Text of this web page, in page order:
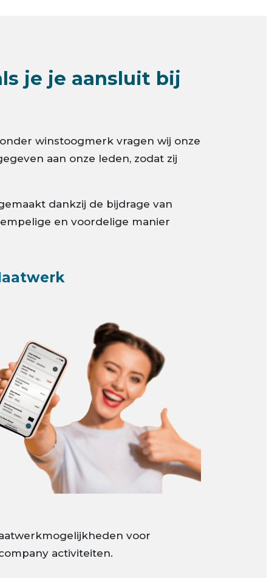
je je aansluit bij
winstoogmerk vragen wij onze
aan onze leden, zodat zij
dankzij de bijdrage van
en voordelige manier
voor
activiteiten.